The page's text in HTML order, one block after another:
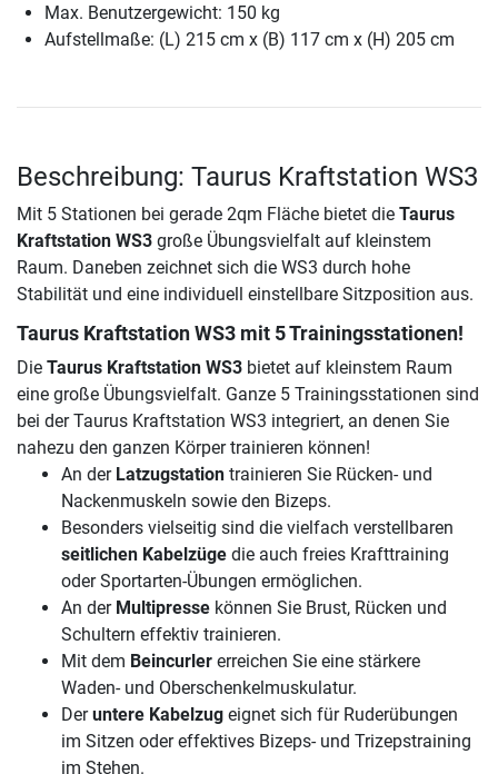
Max. Benutzergewicht: 150 kg
Aufstellmaße: (L) 215 cm x (B) 117 cm x (H) 205 cm
Beschreibung: Taurus Kraftstation WS3
Mit 5 Stationen bei gerade 2qm Fläche bietet die Taurus
Kraftstation WS3 große Übungsvielfalt auf kleinstem
Raum. Daneben zeichnet sich die WS3 durch hohe
Stabilität und eine individuell einstellbare Sitzposition aus.
Taurus Kraftstation WS3 mit 5 Trainingsstationen!
Die Taurus Kraftstation WS3 bietet auf kleinstem Raum
eine große Übungsvielfalt. Ganze 5 Trainingsstationen sind
bei der Taurus Kraftstation WS3 integriert, an denen Sie
nahezu den ganzen Körper trainieren können!
An der Latzugstation trainieren Sie Rücken- und
Nackenmuskeln sowie den Bizeps.
Besonders vielseitig sind die vielfach verstellbaren
seitlichen Kabelzüge die auch freies Krafttraining
oder Sportarten-Übungen ermöglichen.
An der Multipresse können Sie Brust, Rücken und
Schultern effektiv trainieren.
Mit dem Beincurler erreichen Sie eine stärkere
Waden- und Oberschenkelmuskulatur.
Deruntere Kabelzug eignet sich für Ruderübungen
im Sitzen oder effektives Bizeps- und Trizepstraining
im Stehen.